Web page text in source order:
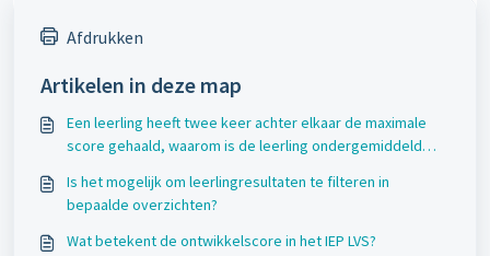
Afdrukken
Artikelen in deze map
Een leerling heeft twee keer achter elkaar de maximale
score gehaald, waarom is de leerling ondergemiddeld
Is het mogelijk om leerlingresultaten te filteren in
bepaalde overzichten?
Wat betekent de ontwikkelscore in het IEP LVS?